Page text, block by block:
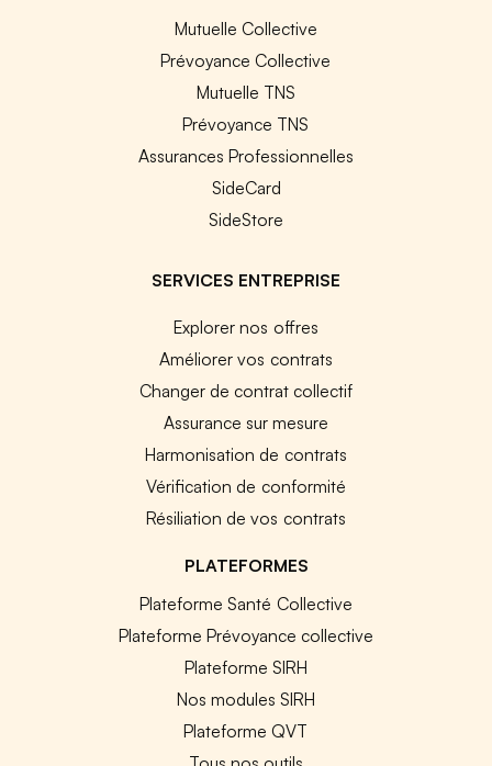
Mutuelle Collective
Prévoyance Collective
Mutuelle TNS
Prévoyance TNS
Assurances Professionnelles
SideCard
SideStore
SERVICES ENTREPRISE
Explorer nos offres
Améliorer vos contrats
Changer de contrat collectif
Assurance sur mesure
Harmonisation de contrats
Vérification de conformité
Résiliation de vos contrats
PLATEFORMES
Plateforme Santé Collective
Plateforme Prévoyance collective
Plateforme SIRH
Nos modules SIRH
Plateforme QVT